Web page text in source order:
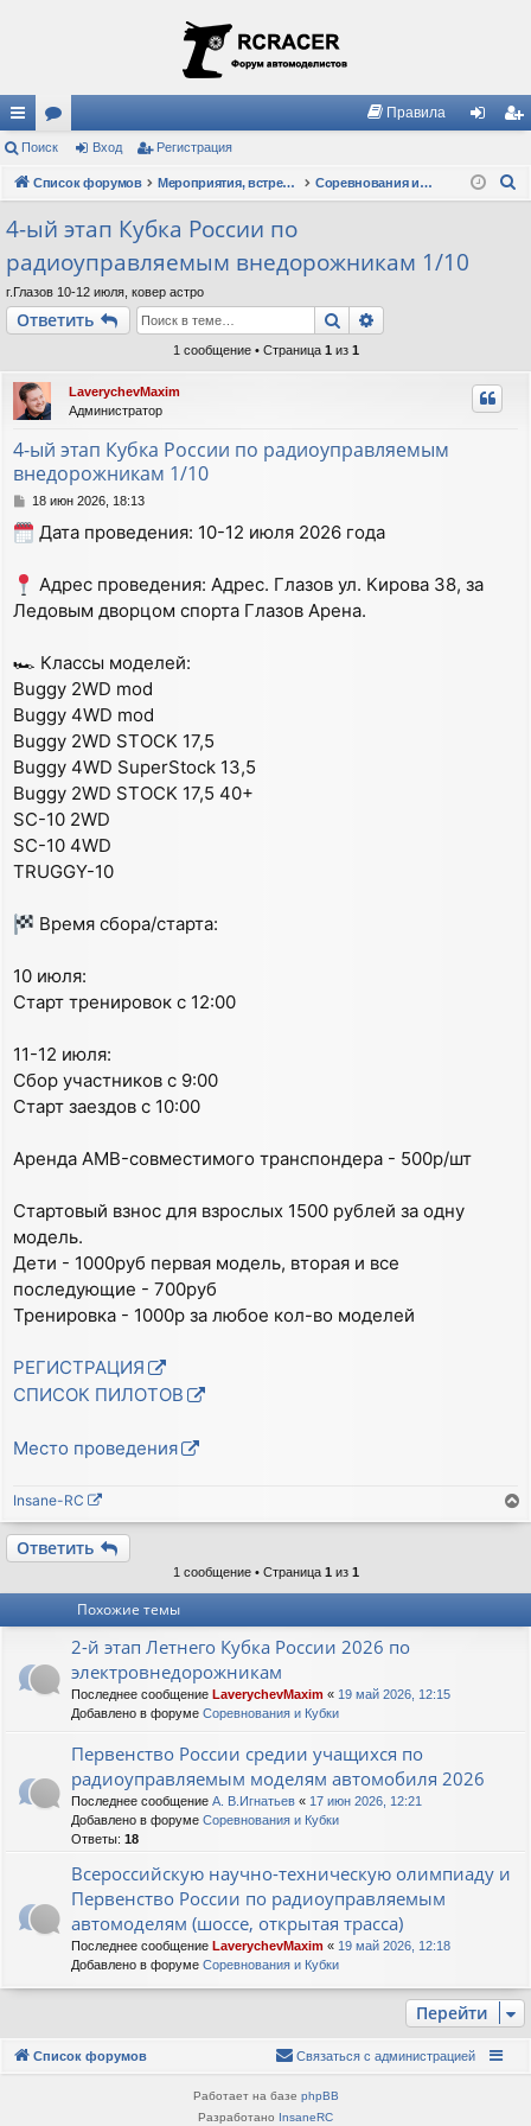
с
ы
лк
и
ор
ум
ы
Правила
д ис
Поиск Вход Регистрация
Список форумов Мероприятия, встречи, клубы, правила Соревнования и Кубки
4-ый этап Кубка России по
радиоуправляемым внедорожникам 1/10
г.Глазов 10-12 июля, ковер астро
Ответить Поиск
1 сообщение • Страница 1 из 1
LaverychevMaxim
Администратор
4-ый этап Кубка России по радиоуправляемым
внедорожникам 1/10
С
о
щ
н
18 июн 2026, 18:13
Дата проведения: 10-12 июля 2026 года
Адрес проведения: Адрес. Глазов ул. Кирова 38, за
Ледовым дворцом спорта Глазов Арена.
🏎 Классы моделей:
Buggy 2WD mod
Buggy 4WD mod
Buggy 2WD STOCK 17,5
Buggy 4WD SuperStock 13,5
Buggy 2WD STOCK 17,5 40+
SC-10 2WD
SC-10 4WD
TRUGGY-10
Время сбора/старта:
10 июля:
Старт тренировок с 12:00
11-12 июля:
Сбор участников с 9:00
Старт заездов с 10:00
Аренда AMB-совместимого транспондера - 500р/шт
Стартовый взнос для взрослых 1500 рублей за одну
модель.
Дети - 1000руб первая модель, вторая и все
последующие - 700руб
Тренировка - 1000р за любое кол-во моделей
РЕГИСТРАЦИЯ
СПИСОК ПИЛОТОВ
Место проведения
Insane-RC
е
ь
а
Ответить
1 сообщение • Страница 1 из 1
Похожие темы
2-й этап Летнего Кубка России 2026 по
электровнедорожникам
Последнее сообщение LaverychevMaxim « 19 май 2026, 12:15
Добавлено в форуме Соревнования и Кубки
Первенство России средии учащихся по
радиоуправляемым моделям автомобиля 2026
Последнее сообщение А. В.Игнатьев « 17 июн 2026, 12:21
Добавлено в форуме Соревнования и Кубки
Ответы: 18
Всероссийскую научно-техническую олимпиаду и
Первенство России по радиоуправляемым
автомоделям (шоссе, открытая трасса)
Последнее сообщение LaverychevMaxim « 19 май 2026, 12:18
Добавлено в форуме Соревнования и Кубки
Перейти
Список форумов Связаться с администрацией
Работает на базе phpBB
Разработано InsaneRC